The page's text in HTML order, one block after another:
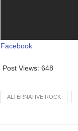
Facebook
Post Views: 648
ALTERNATIVE ROCK